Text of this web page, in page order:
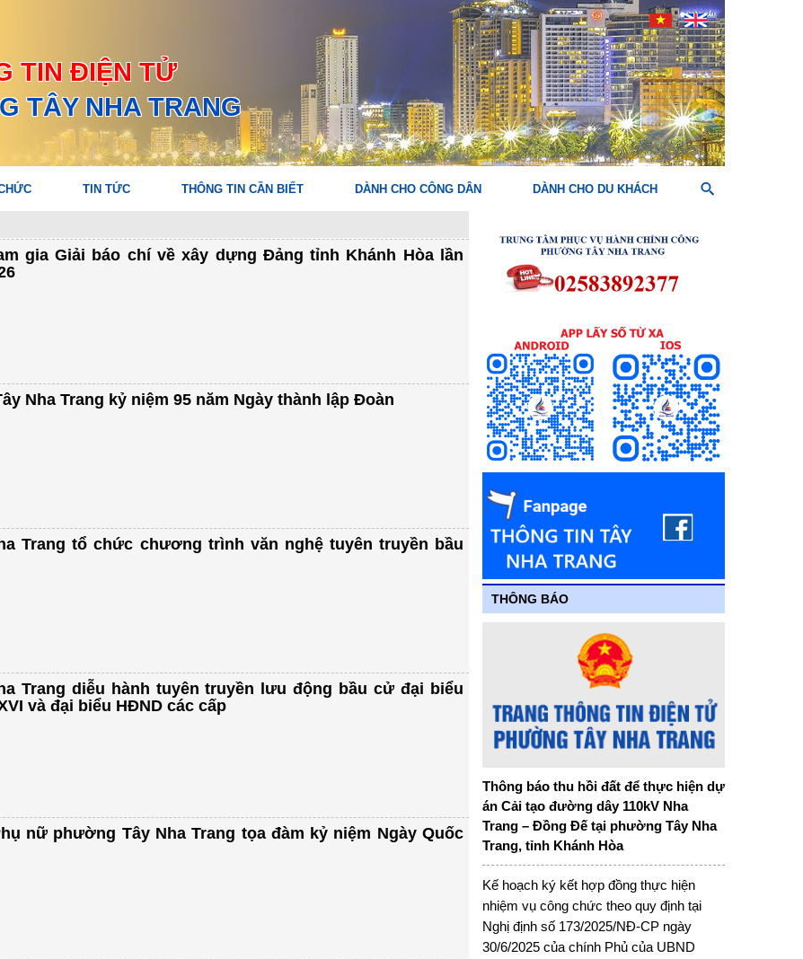
TIN ĐIỆN TỬ
TÂY NHA TRANG
TIN TỨC THÔNG TIN CẦN BIẾT DÀNH CHO CÔNG DÂN DÀNH CHO DU KHÁCH
gia Giải báo chí về xây dựng Đảng tỉnh Khánh Hòa lần
Nha Trang kỷ niệm 95 năm Ngày thành lập Đoàn
Trang tổ chức chương trình văn nghệ tuyên truyền bầu
Trang diễu hành tuyên truyền lưu động bầu cử đại biểu
và đại biểu HĐND các cấp
nữ phường Tây Nha Trang tọa đàm kỷ niệm Ngày Quốc
THÔNG BÁO
Thông báo thu hồi đất để thực hiện dự
án Cải tạo đường dây 110kV Nha
Trang – Đồng Đế tại phường Tây Nha
Trang, tỉnh Khánh Hòa
Kế hoạch ký kết hợp đồng thực hiện
nhiệm vụ công chức theo quy định tại
Nghị định số 173/2025/NĐ-CP ngày
30/6/2025 của chính Phủ của UBND